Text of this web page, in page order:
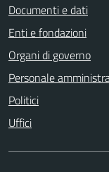
Documenti e dati
Enti e fondazioni
Organi di governo
Personale
Politici
Uffici